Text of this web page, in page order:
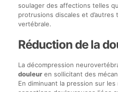
soulager des affections telles
protrusions discales et d’autres
vertébrale.
Réduction de la
La décompression
douleuren sollicitant des
En diminuant la pression sur